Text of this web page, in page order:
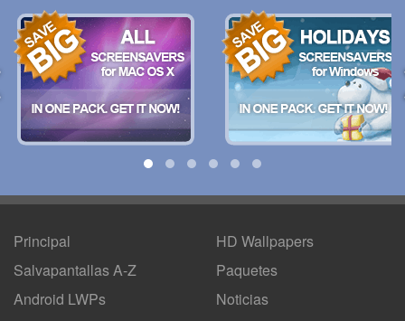
Principal
Salvapantallas A-Z
Android LWPs
HD Wallpapers
Paquetes
Noticias